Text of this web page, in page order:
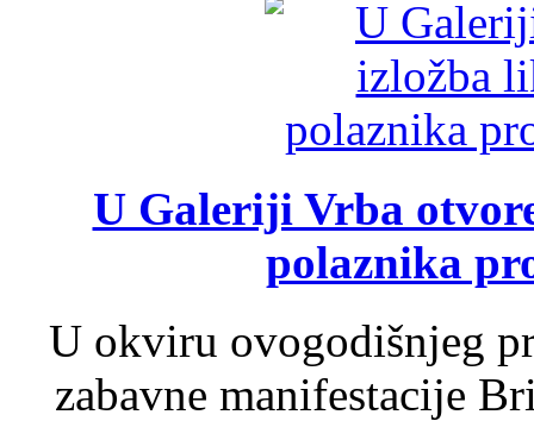
U Galeriji Vrba
polaznika
U okviru ovogodišnjeg
zabavne manifestacije